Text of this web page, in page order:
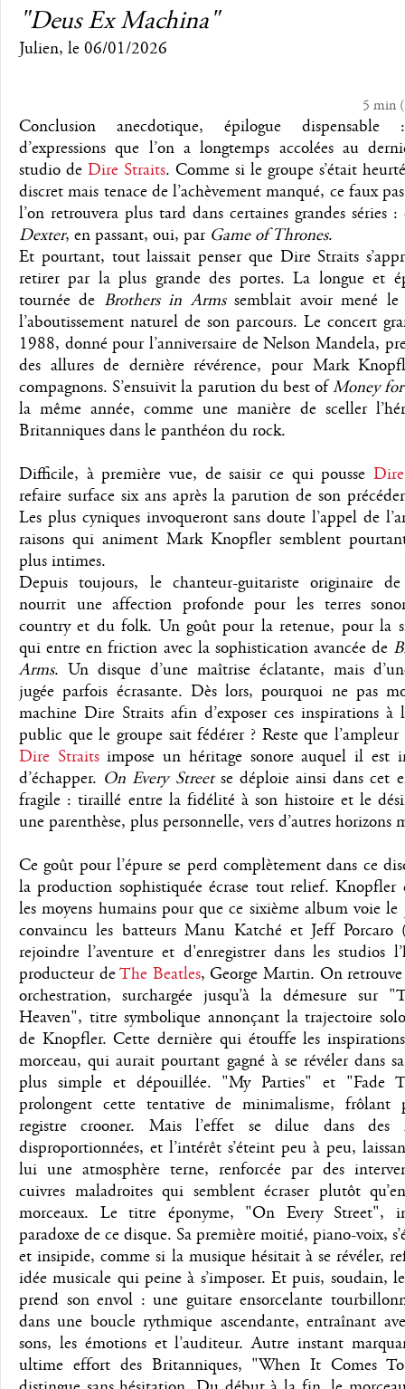
"Deus Ex Machina"
Julien, le 06/01/2026
5 min(
Conclusion anecdotique, épilogue
d’expressions que l’on a longtemps accolées au
studio de Dire Straits. Comme si le groupe s’était
discret mais tenace de l’achèvement manqué, ce faux
l’on retrouvera plus tard dans certaines grandes séries
Dexter, en passant, oui, par Game of Thrones.
Et pourtant, tout laissait penser que Dire Straits
retirer par la plus grande des portes. La longue et
tournée de Brothers in Armssemblait avoir mené le
l’aboutissement naturel de son parcours. Le concert
1988, donné pour l’anniversaire de Nelson Mandela,
des allures de dernière révérence, pour Mark
compagnons. S’ensuivit la parution du best ofMoney
la même année, comme une manière de sceller
Britanniques dans le panthéon du rock.
Difficile, à première vue, de saisir ce qui pousse
refaire surface six ans après la parution de son
Les plus cyniques invoqueront sans doute l’appel de
raisons qui animent Mark Knopfler semblent
plus intimes.
Depuis toujours, le chanteur-guitariste originaire de
nourrit une affection profonde pour les terres
country et du folk. Un goût pour la retenue, pour la
qui entre en friction avec la sophistication avancée de
Arms. Un disque d’une maîtrise éclatante, mais
jugée parfois écrasante. Dès lors, pourquoi ne pas
machine Dire Straits afin d’exposer ces inspirations à
public que le groupe sait fédérer ? Reste que
Dire Straitsimpose un héritage sonore auquel il est
d’échapper. On Every Streetse déploie ainsi dans cet
fragile : tiraillé entre la fidélité à son histoire et le
une parenthèse, plus personnelle, vers d’autres horizons
Ce goût pour l’épure se perd complètement dans ce
la production sophistiquée écrase tout relief. Knopfler
les moyens humains pour que ce sixième album voie
convaincu les batteurs Manu Katché et Jeff Porcaro
rejoindre l’aventure et d'enregistrer dans les studios
producteur deThe Beatles, George Martin. On
orchestration, surchargée jusqu’à la démesure sur
Heaven", titre symbolique annonçant la trajectoire
de Knopfler. Cette dernière qui étouffe les
morceau, qui aurait pourtant gagné à se révéler dans
plus simple et dépouillée. "My Parties" et "Fade
prolongent cette tentative de minimalisme, frôlant
registre crooner. Mais l’effet se dilue dans des
disproportionnées, et l’intérêt s’éteint peu à peu,
lui une atmosphère terne, renforcée par des
cuivres maladroites qui semblent écraser plutôt
morceaux. Le titre éponyme, "On Every Street",
paradoxe de ce disque. Sa première moitié, piano-voix,
et insipide, comme si la musique hésitait à se révéler,
idée musicale qui peine à s’imposer. Et puis, soudain,
prend son envol : une guitare ensorcelante
dans une boucle rythmique ascendante, entraînant
sons, les émotions et l’auditeur. Autre instant
ultime effort des Britanniques, "When It Comes